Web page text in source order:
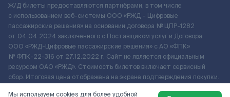
Ж/Д билеты предоставляются партнёрами, в том числе
с использованием веб-системы ООО «РЖД – Цифровые
пассажирские решения» на основании договора № ЦПР-1282
от 04.04.2024 заключенного с Поставщиком услуг и Договора
ООО «РЖД-Цифровые пассажирские решения» c АО «ФПК»
№ ФПК-22-316 от 27.12.2022 г. Сайт не является официальным
ресурсом ОАО «РЖД». Стоимость билетов включает сервисный
сбор. Итоговая цена отображена на экране подтверждения покупки.
Мы используем cookies для более удобной